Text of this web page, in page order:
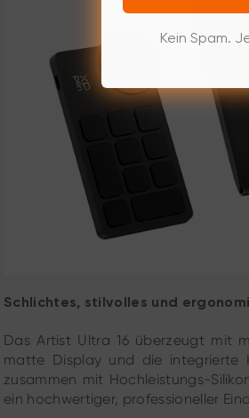
Schlichtes, stilvolles und
Das Artist Ultra 16 überzeugt mit
matte Display und die integrierte
zusammen mit Hochleistungs-
ein hochwertiger, professioneller
Kein Spam.